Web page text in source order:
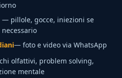
— pillole, gocce, iniezioni se
necessario
— foto e video via WhatsApp
olfattivi, problem solving,
mentale